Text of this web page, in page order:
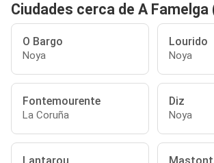
Ciudades cerca de A Famelga
O Bargo
Noya
Lourido
Noya
Fontemourente
La Coruña
Diz
Noya